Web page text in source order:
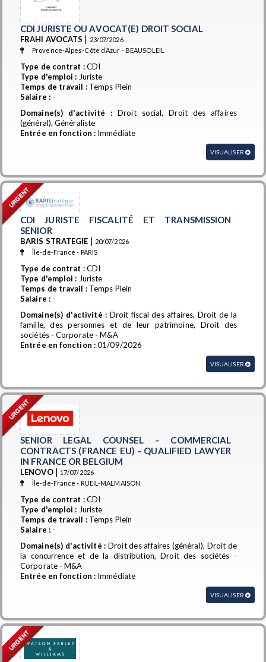
CDI JURISTE OU AVOCAT(E) DROIT SOCIAL
FRAHI AVOCATS | 23/07/2026
Provence-Alpes-Côte d’Azur - BEAUSOLEIL
Type de contrat :CDI
Type d'emploi : Juriste
Temps de travail :Temps Plein
Salaire :-
Domaine(s) d'activité : Droit social, Droit des affaires
(général), Généraliste
Entrée en fonction : Immédiate
VISUALISER
URGENT
CDI JURISTE FISCALITÉ ET TRANSMISSION
SENIOR
BARIS STRATEGIE | 20/07/2026
Île-de-France - PARIS
Type de contrat :CDI
Type d'emploi : Juriste
Temps de travail :Temps Plein
Salaire :-
Domaine(s) d'activité : Droit fiscal des affaires, Droit de la
famille, des personnes et de leur patrimoine, Droit des
sociétés - Corporate - M&A
Entrée en fonction :01/09/2026
VISUALISER
URGENT
SENIOR LEGAL COUNSEL – COMMERCIAL
CONTRACTS (FRANCE EU) - QUALIFIED LAWYER
IN FRANCE OR BELGIUM
LENOVO| 17/07/2026
Île-de-France - RUEIL-MALMAISON
Type de contrat :CDI
Type d'emploi : Juriste
Temps de travail :Temps Plein
Salaire :-
Domaine(s) d'activité : Droit des affaires (général), Droit de
la concurrence et de la distribution, Droit des sociétés -
Corporate - M&A
Entrée en fonction : Immédiate
VISUALISER
URGENT